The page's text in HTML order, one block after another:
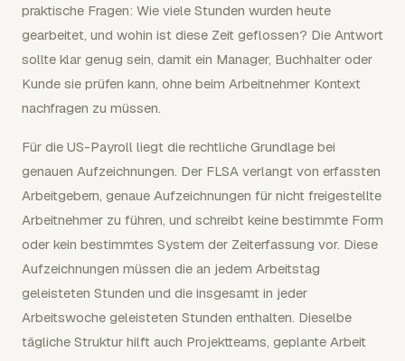
praktische Fragen: Wie viele Stunden wurden heute
gearbeitet, und wohin ist diese Zeit geflossen? Die Antwort
sollte klar genug sein, damit ein Manager, Buchhalter oder
Kunde sie prüfen kann, ohne beim Arbeitnehmer Kontext
nachfragen zu müssen.
Für die US-Payroll liegt die rechtliche Grundlage bei
genauen Aufzeichnungen. Der FLSA verlangt von erfassten
Arbeitgebern, genaue Aufzeichnungen für nicht freigestellte
Arbeitnehmer zu führen, und schreibt keine bestimmte Form
oder kein bestimmtes System der Zeiterfassung vor. Diese
Aufzeichnungen müssen die an jedem Arbeitstag
geleisteten Stunden und die insgesamt in jeder
Arbeitswoche geleisteten Stunden enthalten. Dieselbe
tägliche Struktur hilft auch Projektteams, geplante Arbeit